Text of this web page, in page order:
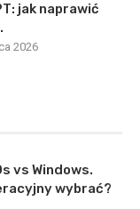
jak naprawić
2026
vs Windows.
wybrać?